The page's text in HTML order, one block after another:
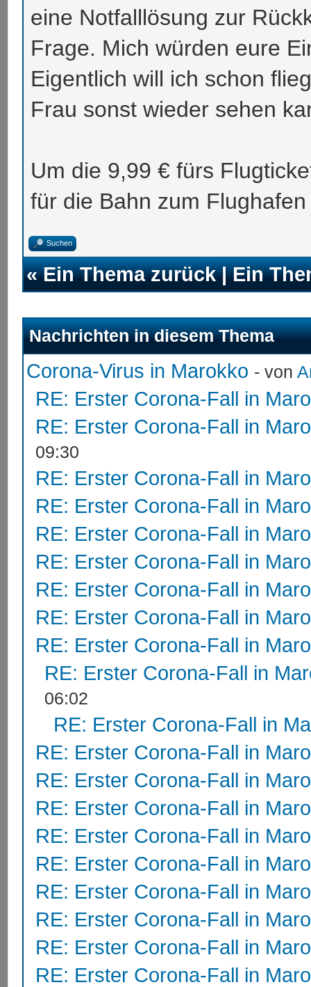
eine Notfalllösung zur
Frage. Mich würden eure
Eigentlich will ich schon
Frau sonst wieder sehen
Um die 9,99 € fürs
für die Bahn zum
Suchen
«Ein Thema zurück|Ein
Nachrichten in diesem Thema
Corona-Virus in Marokko - von
RE: Erster Corona-Fall in
RE: Erster Corona-Fall in
09:30
RE: Erster Corona-Fall in
RE: Erster Corona-Fall in
RE: Erster Corona-Fall in
RE: Erster Corona-Fall in
RE: Erster Corona-Fall in
RE: Erster Corona-Fall in
RE: Erster Corona-Fall in
RE: Erster Corona-Fall in
06:02
RE: Erster Corona-Fall in
RE: Erster Corona-Fall in
RE: Erster Corona-Fall in
RE: Erster Corona-Fall in
RE: Erster Corona-Fall in
RE: Erster Corona-Fall in
RE: Erster Corona-Fall in
RE: Erster Corona-Fall in
RE: Erster Corona-Fall in
RE: Erster Corona-Fall in